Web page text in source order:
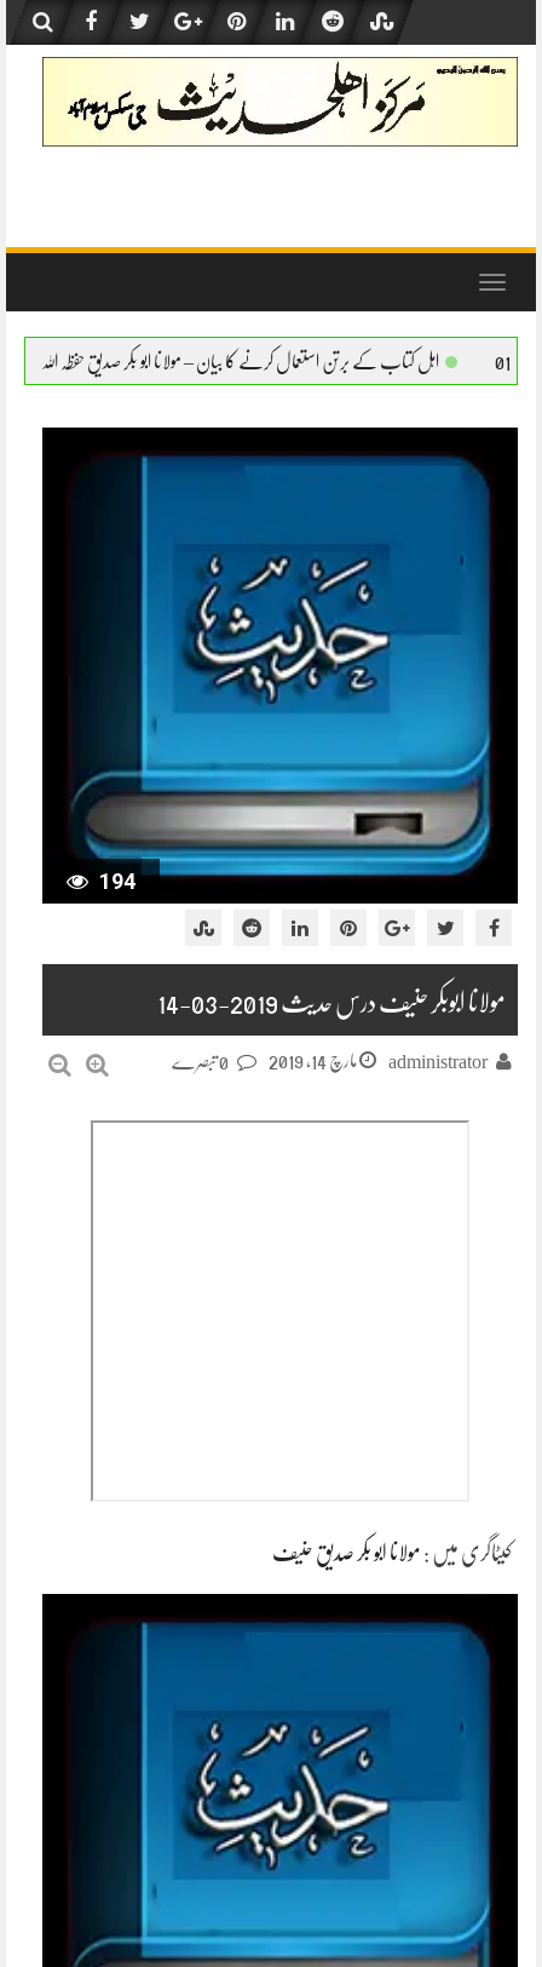
content
Toggle
برتن استعمال کرنے کا بیان – مولانا ابو بکر صدیق حفظہ اللہ اہل کتاب کے برتن
194
مولانا ابوبکر حنیف درس حدیث 2019-03-14
administrator مارچ 14, 2019
کیٹاگری میں : مولانا ابو بکر صدیق حنیف